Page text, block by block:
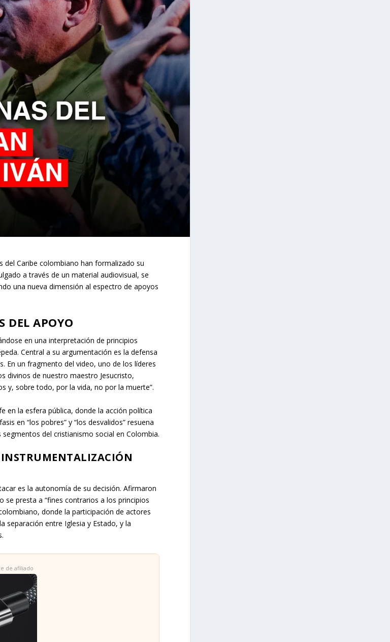
del Caribe colombiano han formalizado su
a través de un material audiovisual, se
una nueva dimensión al espectro de apoyos
DEL APOYO
en una interpretación de principios
Central a su argumentación es la defensa
En un fragmento del video, uno de los líderes
divinos de nuestro maestro Jesucristo,
y, sobre todo, por la vida, no por la muerte”.
en la esfera pública, donde la acción política
en “los pobres” y “los desvalidos” resuena
del cristianismo social en Colombia.
INSTRUMENTALIZACIÓN
es la autonomía de su decisión. Afirmaron
se presta a “fines contrarios a los principios
donde la participación de actores
separación entre Iglesia y Estado, y la
de afiliado